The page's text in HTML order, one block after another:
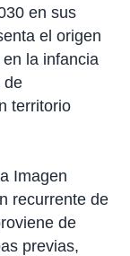
en sus
el origen
la infancia
de
territorio
Imagen
recurrente de
de
previas,